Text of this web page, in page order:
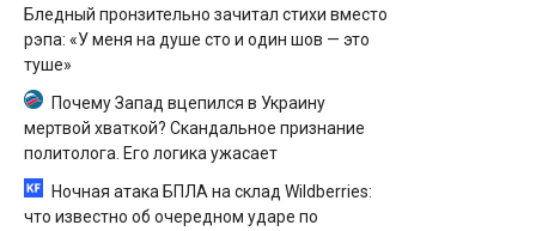
Бледный пронзительно зачитал стихи вместо
рэпа: «У меня на душе сто и один шов — это
туше»
Почему Запад вцепился в Украину
мертвой хваткой? Скандальное признание
политолога. Его логика ужасает
Ночная атака БПЛА на склад Wildberries:
что известно об очередном ударе по